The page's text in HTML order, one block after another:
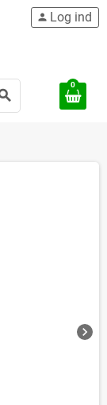
person Log ind
0
chevron_right